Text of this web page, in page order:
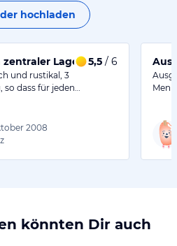
hochladen
zentraler Lage 5,5 / 6
und rustikal, 3
dass für jeden…
2008
könnten Dir auch